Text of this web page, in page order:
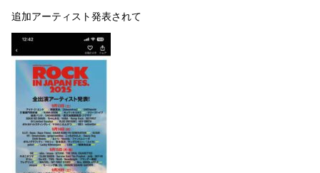
追加アーティスト発表されて